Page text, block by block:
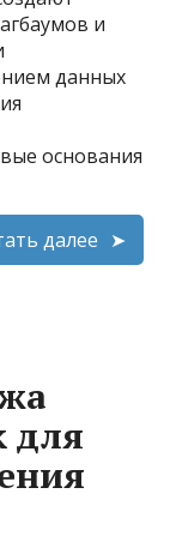
и
данных
основания
далее
для